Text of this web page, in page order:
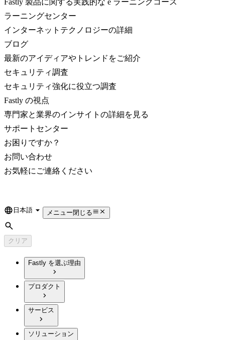
Fastly 製品に関する実践的な e ラーニングコース
ラーニングセンター
インターネットテクノロジーの詳細
ブログ
最新のアイディアやトレンドをご紹介
セキュリティ調査
セキュリティ強化に役立つ調査
Fastly の視点
専門家と業界のインサイトの詳細を見る
サポートセンター
お困りですか？
お問い合わせ
お気軽にご連絡ください
Language
日本語 メニュー閉じる
検索
クリア
Fastly を選ぶ理由
プロダクト
サービス
ソリューション